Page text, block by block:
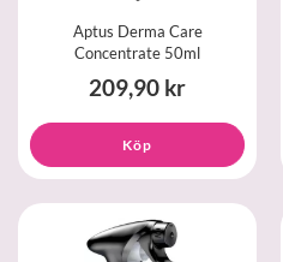
Aptus Derma Care
Concentrate 50ml
209,90 kr
Köp